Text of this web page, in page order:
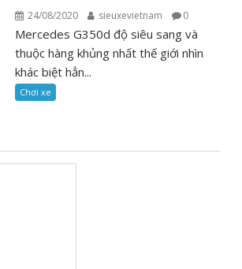
24/08/2020 sieuxevietnam 0
Mercedes G350d độ siêu sang và
thuộc hàng khủng nhất thế giới nhìn
khác biệt hẳn...
Chơi xe